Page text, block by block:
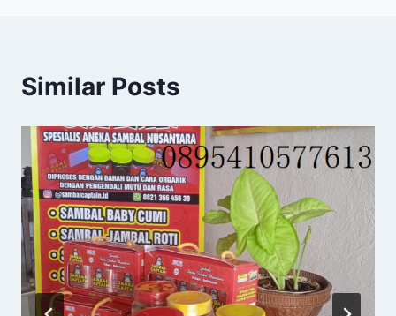
Similar Posts